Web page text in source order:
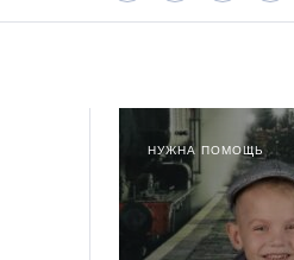
НУЖНА ПОМОЩЬ